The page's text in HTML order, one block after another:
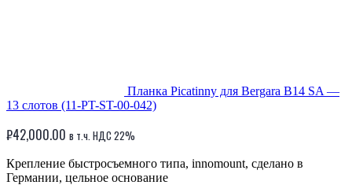
Планка Picatinny для Bergara B14 SA —
13 слотов (11-PT-ST-00-042)
₽42,000.00 в т.ч. НДС 22%
Крепление быстросъемного типа, innomount, сделано в
Германии, цельное основание